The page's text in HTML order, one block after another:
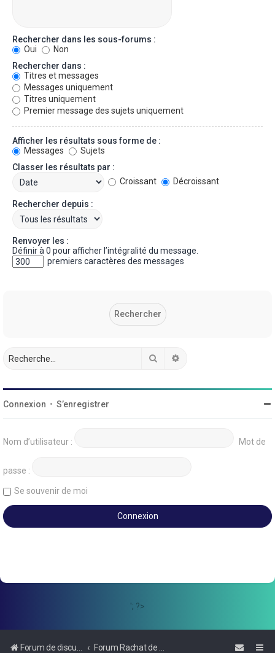
Rechercher dans les sous-forums :
Oui
Non
Rechercher dans :
Titres et messages
Messages uniquement
Titres uniquement
Premier message des sujets uniquement
Afficher les résultats sous forme de :
Messages
Sujets
Classer les résultats par :
Croissant
Décroissant
Rechercher depuis :
Renvoyer les :
Définir à 0 pour afficher l’intégralité du message.
premiers caractères des messages
Rechercher
Connexion • S’enregistrer
Nom d’utilisateur : Mot de
passe :
Se souvenir de moi
'; ?>
Forum de discussions sur le Regroupement de Crédits et le Rachat de Crédits